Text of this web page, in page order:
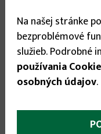
Stav tovaru: Na
Expedícia do: 1-3 dní
Tento tovar je iba
9.99 €
Na našej stránke
bezproblémové
služieb. Podrobné
používania
osobných údajov.